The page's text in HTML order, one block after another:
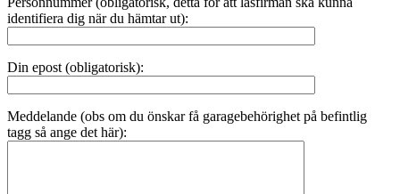
identifiera dig när du hämtar ut):
Din epost (obligatorisk):
Meddelande (obs om du önskar få garagebehörighet på befintlig
tagg så ange det här):